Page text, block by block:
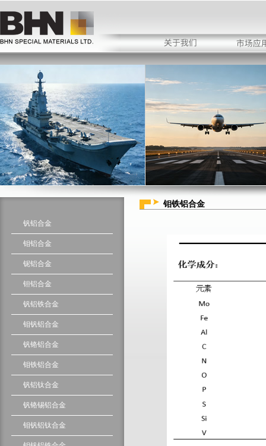
钒铝合金
钼铝合金
铌铝合金
钽铝合金
钒铝铁合金
钼钒铝合金
钒铬铝合金
钼铁铝合金
钒铝钛合金
钒铬锡铝合金
钼钒铝钛合金
钼铁铝合金